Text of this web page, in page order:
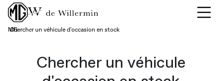
Previous
MG
›
Chercher un véhicule d'occasion en stock
Chercher un véhicule